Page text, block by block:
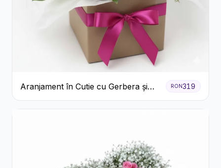
Aranjament în Cutie cu Gerbera și
Trandafiri Roz
RON319